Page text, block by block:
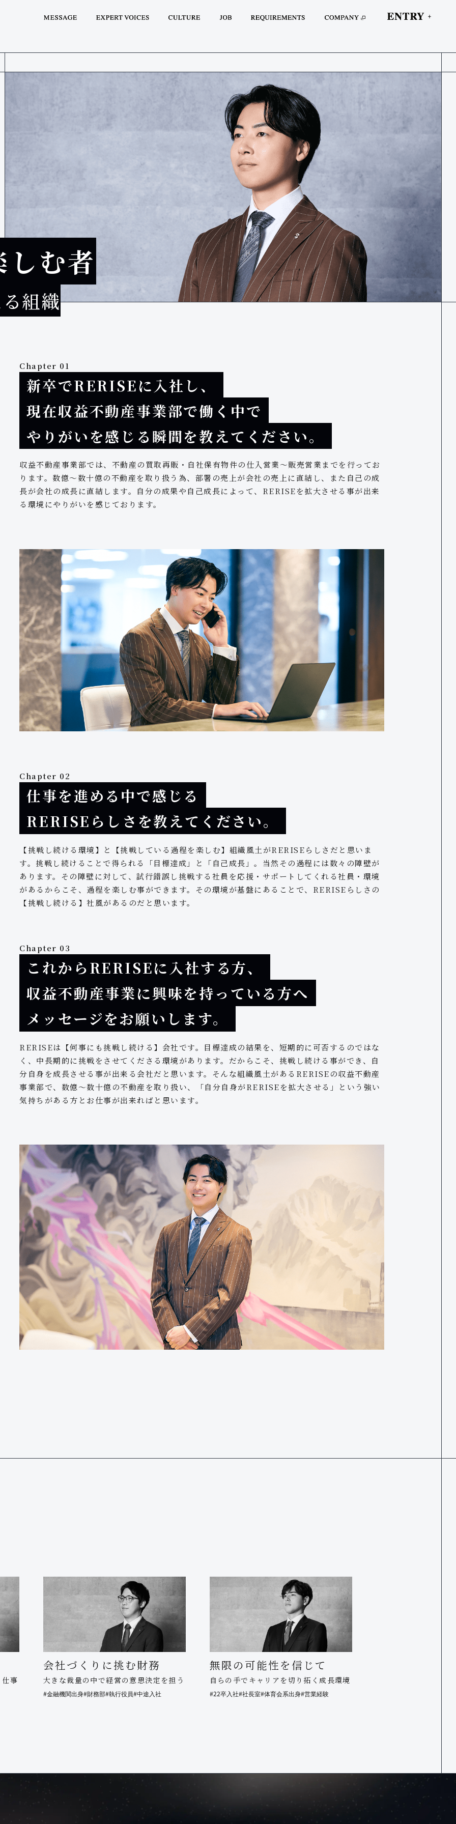
む者
組織
Chapter 01
新卒でRERISEに入社し、
現在収益不動産事業部で働く中で
やりがいを感じる瞬間を教えてください。
収益不動産事業部では、不動産の買取再販・自社保有物件の仕入営業〜販売営業までを行ってお
ります。数億〜数十億の不動産を取り扱う為、部署の売上が会社の売上に直結し、また自己の成
長が会社の成長に直結します。自分の成果や自己成長によって、RERISEを拡大させる事が出来
る環境にやりがいを感じております。
Chapter 02
仕事を進める中で感じる
RERISEらしさを教えてください。
【挑戦し続ける環境】と【挑戦している過程を楽しむ】組織風土がRERISEらしさだと思いま
す。挑戦し続けることで得られる「目標達成」と「自己成長」。当然その過程には数々の障壁が
あります。その障壁に対して、試行錯誤し挑戦する社員を応援・サポートしてくれる社員・環境
があるからこそ、過程を楽しむ事ができます。その環境が基盤にあることで、RERISEらしさの
【挑戦し続ける】社風があるのだと思います。
Chapter 03
これからRERISEに入社する方、
収益不動産事業に興味を持っている方へ
メッセージをお願いします。
RERISEは【何事にも挑戦し続ける】会社です。目標達成の結果を、短期的に可否するのではな
く、中長期的に挑戦をさせてくださる環境があります。だからこそ、挑戦し続ける事ができ、自
分自身を成長させる事が出来る会社だと思います。そんな組織風土があるRERISEの収益不動産
事業部で、数億〜数十億の不動産を取り扱い、「自分自身がRERISEを拡大させる」という強い
気持ちがある方とお仕事が出来ればと思います。
事
会社づくりに挑む財務
大きな裁量の中で経営の意思決定を担う
#金融機関出身#財務部#執行役員#中途入社
無限の可能性を信じて
自らの手でキャリアを切り拓く成長環境
#22卒入社#社長室#体育会系出身#営業経験